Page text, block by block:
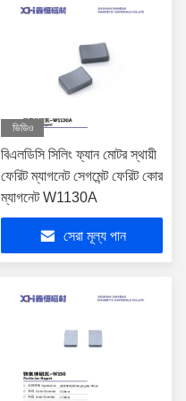
ভিডিও
বিএলডিসি সিলিং ফ্যান মোটর স্থায়ী
ফেরিট ম্যাগনেট সেগমেন্ট ফেরিট কোর
ম্যাগনেট W1130A
সেরা মূল্য পান